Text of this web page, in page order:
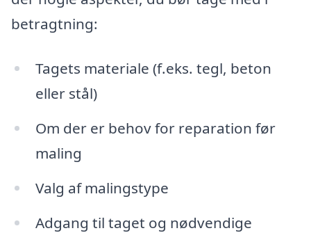
betragtning:
Tagets materiale (f.eks. tegl, beton
eller stål)
Om der er behov for reparation før
maling
Valg af malingstype
Adgang til taget og nødvendige